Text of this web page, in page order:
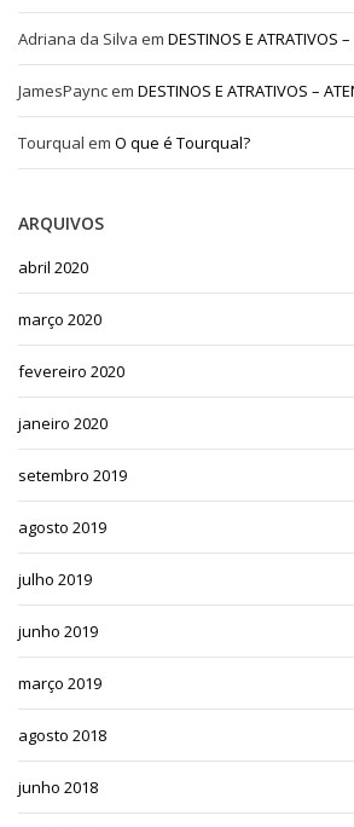
Adriana da Silva em DESTINOS E ATRATIVOS
JamesPaync em DESTINOS E ATRATIVOS –
Tourqual em O que é Tourqual?
ARQUIVOS
abril 2020
março 2020
fevereiro 2020
janeiro 2020
setembro 2019
agosto 2019
julho 2019
junho 2019
março 2019
agosto 2018
junho 2018